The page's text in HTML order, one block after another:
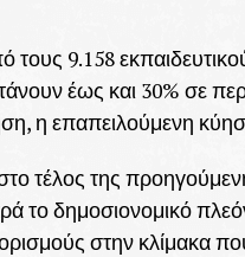
9.158
έως και 30% σε
η επαπειλούμενη
τέλος της
το δημοσιονομικό
στην κλίμακα που